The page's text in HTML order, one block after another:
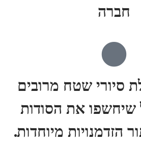
חברה
סיורי שטח מרובים
שיחשפו את הסודות
הזדמנויות מיוחדות.